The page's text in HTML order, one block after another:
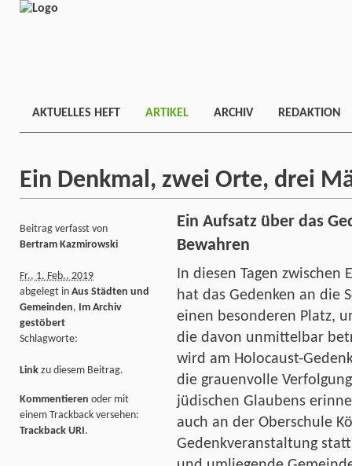
AKTUELLES HEFT ARTIKEL ARCHIV REDAKTION
Ein Denkmal, zwei Orte, drei
Ein Aufsatz über das
Bewahren
In diesen Tagen zwischen
hat das Gedenken an die
einen besonderen Platz,
die davon unmittelbar
wird am Holocaust-
die grauenvolle
jüdischen Glaubens
auch an der Oberschule
Gedenkveranstaltung
Beitrag verfasst von
Bertram Kazmirowski
Fr., 1. Feb.. 2019
abgelegt in Aus Städten und
Gemeinden, Im Archiv
gestöbert
Schlagworte:
Link zu diesem Beitrag.
Kommentieren oder mit
einem Trackback versehen:
Trackback URI.